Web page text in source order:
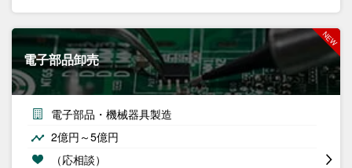
電子部品卸売
電子部品・機械器具製造
2億円～5億円
（応相談）